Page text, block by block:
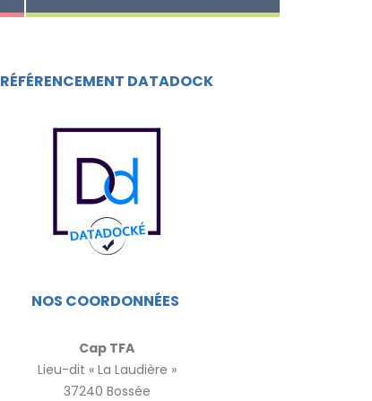
RÉFÉRENCEMENT DATADOCK
NOS COORDONNÉES
Cap TFA
Lieu-dit « La Laudière »
37240 Bossée